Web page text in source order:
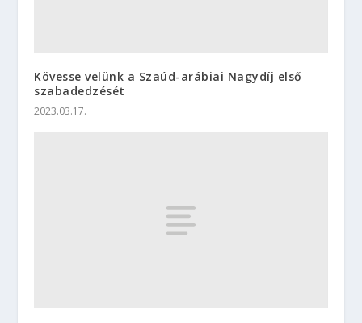
Kövesse velünk a Szaúd-arábiai Nagydíj első
szabadedzését
2023.03.17.